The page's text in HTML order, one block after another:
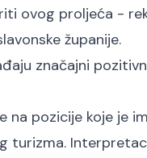
ovog proljeća -
županije.
značajni
na pozicije koje je
turizma.